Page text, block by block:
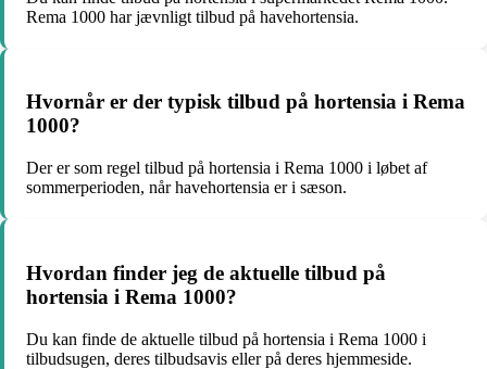
Rema 1000 har jævnligt tilbud på havehortensia.
Hvornår er der typisk tilbud på hortensia i Rema
1000?
Der er som regel tilbud på hortensia i Rema 1000 i løbet af
sommerperioden, når havehortensia er i sæson.
Hvordan finder jeg de aktuelle tilbud på
hortensia i Rema 1000?
Du kan finde de aktuelle tilbud på hortensia i Rema 1000 i
tilbudsugen, deres tilbudsavis eller på deres hjemmeside.